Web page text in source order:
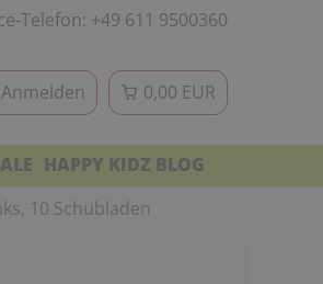
Telefon: +49 611 9500360
Anmelden 0,00 EUR
HAPPY KIDZ BLOG
10 Schubladen